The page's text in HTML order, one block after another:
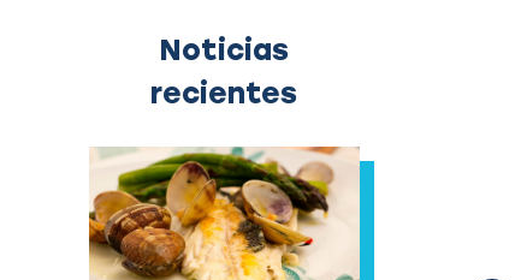
Noticias
recientes